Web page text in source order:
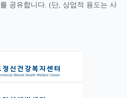
공유합니다. (단, 상업적 용도는 사